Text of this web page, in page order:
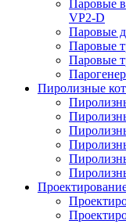
Паровые
VP2-D
Паровые
Паровые
Паровые
Пиролизные